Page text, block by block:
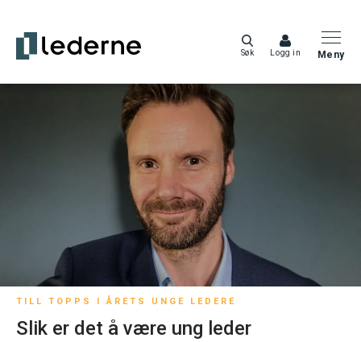
Søk Logg in Meny
TILL TOPPS I ÅRETS UNGE LEDERE
Slik er det å være ung leder